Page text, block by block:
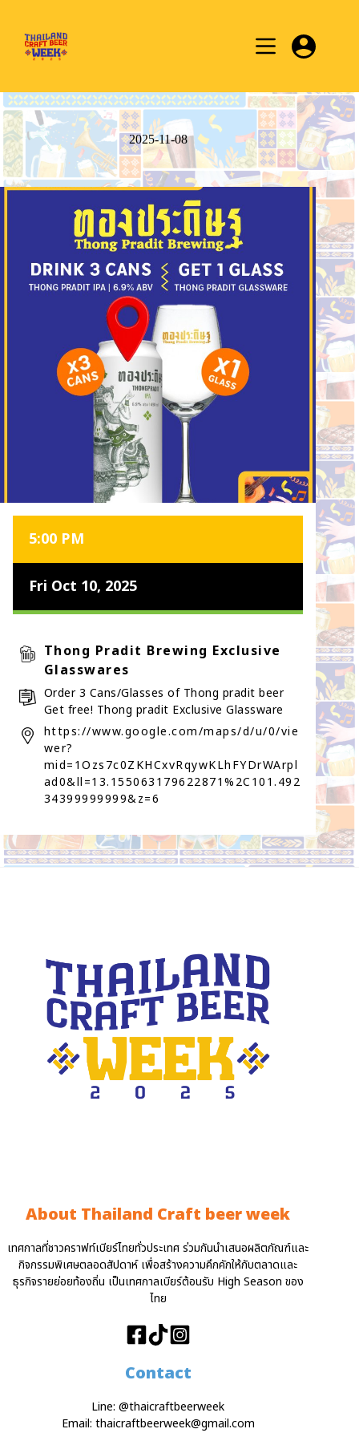
content
2025-11-08
5:00 PM
Fri Oct 10, 2025
Thong Pradit Brewing Exclusive
Glasswares
Order 3 Cans/Glasses of Thong pradit beer
Get free! Thong pradit Exclusive Glassware
https://www.google.com/maps/d/u/0/vie
wer?
mid=1Ozs7c0ZKHCxvRqywKLhFYDrWArpl
ad0&ll=13.155063179622871%2C101.492
34399999999&z=6
About Thailand Craft beer week
เทศกาลที่ชาวคราฟท์เบียร์ไทยทั่วประเทศ ร่วมกันนำเสนอผลิตภัณฑ์และ
กิจกรรมพิเศษตลอดสัปดาห์ เพื่อสร้างความคึกคักให้กับตลาดและ
ธุรกิจรายย่อยท้องถิ่น เป็นเทศกาลเบียร์ต้อนรับ High Season ของ
ไทย
Contact
Line:@thaicraftbeerweek
Email: thaicraftbeerweek@gmail.com